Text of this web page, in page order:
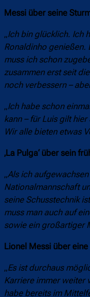
Messi über seine
„Ich bin glücklich. Ich
Ronaldinho genießen.
muss ich schon
zusammen erst seit
noch verbessern –
„Ich habe schon
kann – für Luis gilt
Wir alle bieten etwas
‚La Pulga‘ über sein
„Als ich
Nationalmannschaft
seine Schusstechnik
muss man auch auf
sowie ein großartiger
Lionel Messi über
„Es ist durchaus
Karriere immer weiter
habe bereits im